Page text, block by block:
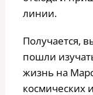
линии.
Получается,
пошли
жизнь на
космических